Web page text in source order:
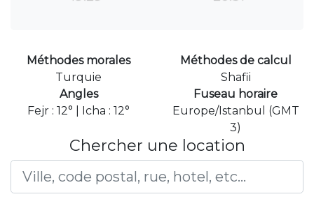
Méthodes morales
Turquie
Méthodes de calcul
Shafii
Angles
Fejr : 12° | Icha : 12°
Fuseau horaire
Europe/Istanbul (GMT
3)
Chercher une location